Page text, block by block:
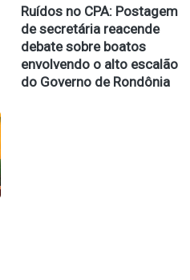
Ruídos no CPA: Postagem
de secretária reacende
debate sobre boatos
envolvendo o alto escalão
do Governo de Rondônia